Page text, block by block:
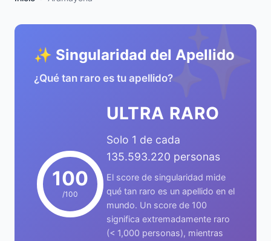
✨
✨ Singularidad del Apellido
¿Qué tan raro es tu apellido?
100
/100
ULTRA RARO
Solo 1 de cada
135.593.220 personas
El score de singularidad mide
qué tan raro es un apellido en el
mundo. Un score de 100
significa extremadamente raro
(< 1,000 personas), mientras